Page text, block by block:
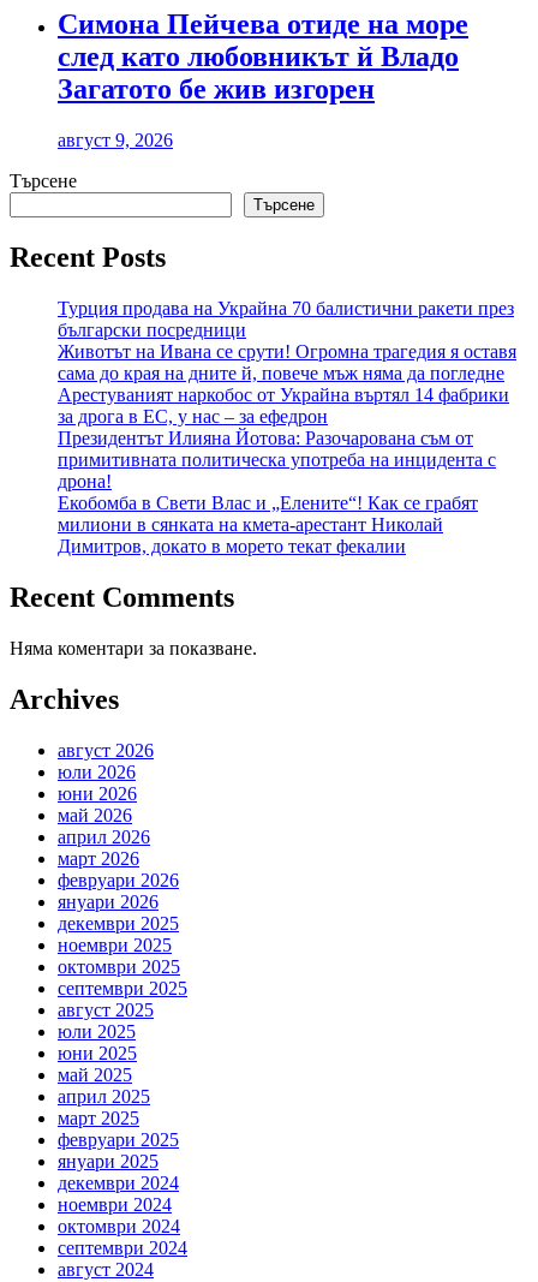
Симона Пейчева отиде на море
след като любовникът й Владо
Загатото бе жив изгорен
август 9, 2026
Търсене
Търсене
Recent Posts
Турция продава на Украйна 70 балистични ракети през
български посредници
Животът на Ивана се срути! Огромна трагедия я оставя
сама до края на дните й, повече мъж няма да погледне
Арестуваният наркобос от Украйна въртял 14 фабрики
за дрога в ЕС, у нас – за ефедрон
Президентът Илияна Йотова: Разочарована съм от
примитивната политическа употреба на инцидента с
дрона!
Екобомба в Свети Влас и „Елените“! Как се грабят
милиони в сянката на кмета-арестант Николай
Димитров, докато в морето текат фекалии
Recent Comments
Няма коментари за показване.
Archives
август 2026
юли 2026
юни 2026
май 2026
април 2026
март 2026
февруари 2026
януари 2026
декември 2025
ноември 2025
октомври 2025
септември 2025
август 2025
юли 2025
юни 2025
май 2025
април 2025
март 2025
февруари 2025
януари 2025
декември 2024
ноември 2024
октомври 2024
септември 2024
август 2024